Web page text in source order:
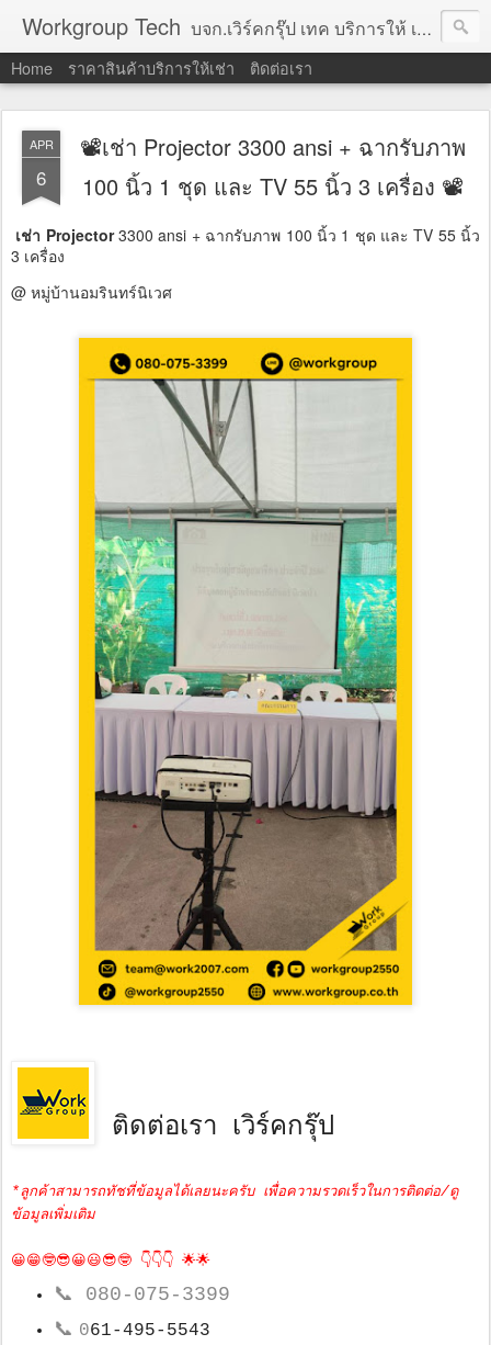
Workgroup Tech บจก.เวิร์คกรุ๊ป เทค บริการให้ เช่าคอมพิวเตอร์ โน้ตบุ๊ค โปรเจคเตอร์ ทีวีจอแบน จอทัชสกรีน ตู้คีออส วีดีโอวอล และอุปกรณ์อื่น ๆ บริการให้เช่าเป็น รายวัน
Home ราคาสินค้าบริการให้เช่า ติดต่อเรา
APR
6
📽เช่า Projector 3300 ansi + ฉากรับภาพ
100 นิ้ว 1 ชุด และ TV 55 นิ้ว 3 เครื่อง 📽
เช่า Projector3300 ansi + ฉากรับภาพ 100 นิ้ว 1 ชุด และ TV 55 นิ้ว
3 เครื่อง
@ หมู่บ้านอมรินทร์นิเวศ
ติดต่อเรา เวิร์คกรุ๊ป
*ลูกค้าสามารถทัชที่ข้อมูลได้เลยนะครับ เพื่อความรวดเร็วในการติดต่อ/ดู
ข้อมูลเพิ่มเติม
😀😁🤓😎😀😃😎🤓 👇👇👇 🌟🌟
📞 080-075-3399
📞 061-495-5543